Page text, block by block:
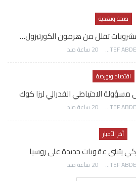
صحة وتغذية
تقلل من هرمون الكورتيزول…
AWATEF ABDELHAMED 20 ساعة منذ
اقتصاد وبورصة
الاحتياطي الفدرالي ليزا كوك
AWATEF ABDELHAMED 20 ساعة منذ
أخر الأخبار
يتبنى عقوبات جديدة على روسيا
AWATEF ABDELHAMED 20 ساعة منذ